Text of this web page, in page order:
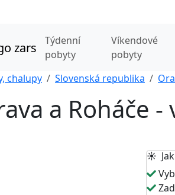
Týdenní
pobyty
Víkendové
pobyty
chalupy
Slovenská republika
a Roháče
☀️ Jak